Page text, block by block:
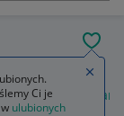
wrotki
Ci je
ulubionych